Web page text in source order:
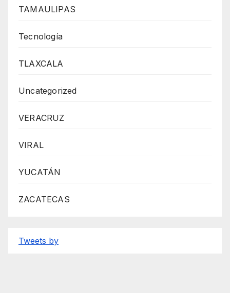
TAMAULIPAS
Tecnología
TLAXCALA
Uncategorized
VERACRUZ
VIRAL
YUCATÁN
ZACATECAS
Tweets by